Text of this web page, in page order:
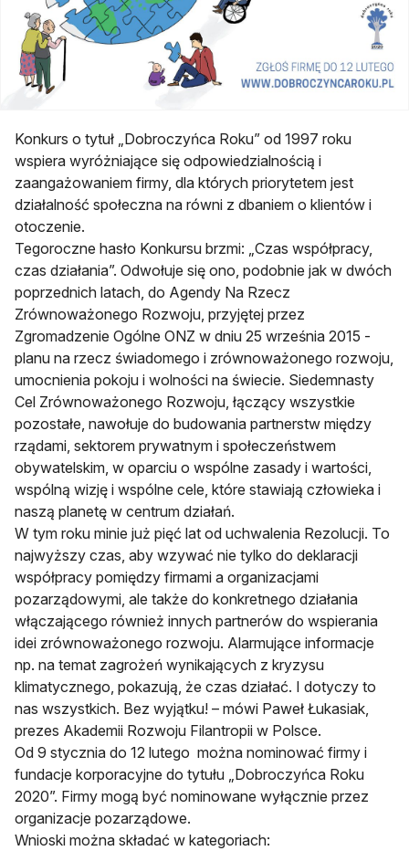
Konkurs o tytuł „Dobroczyńca Roku” od 1997 roku
wspiera wyróżniające się odpowiedzialnością i
zaangażowaniem firmy, dla których priorytetem jest
działalność społeczna na równi z dbaniem o klientów i
otoczenie.
Tegoroczne hasło Konkursu brzmi: „Czas współpracy,
czas działania”. Odwołuje się ono, podobnie jak w dwóch
poprzednich latach, do Agendy Na Rzecz
Zrównoważonego Rozwoju, przyjętej przez
Zgromadzenie Ogólne ONZ w dniu 25 września 2015 -
planu na rzecz świadomego i zrównoważonego rozwoju,
umocnienia pokoju i wolności na świecie. Siedemnasty
Cel Zrównoważonego Rozwoju, łączący wszystkie
pozostałe, nawołuje do budowania partnerstw między
rządami, sektorem prywatnym i społeczeństwem
obywatelskim, w oparciu o wspólne zasady i wartości,
wspólną wizję i wspólne cele, które stawiają człowieka i
naszą planetę w centrum działań.
W tym roku minie już pięć lat od uchwalenia Rezolucji. To
najwyższy czas, aby wzywać nie tylko do deklaracji
współpracy pomiędzy firmami a organizacjami
pozarządowymi, ale także do konkretnego działania
włączającego również innych partnerów do wspierania
idei zrównoważonego rozwoju. Alarmujące informacje
np. na temat zagrożeń wynikających z kryzysu
klimatycznego, pokazują, że czas działać. I dotyczy to
nas wszystkich. Bez wyjątku! – mówi Paweł Łukasiak,
prezes Akademii Rozwoju Filantropii w Polsce.
Od 9 stycznia do 12 lutego można nominować firmy i
fundacje korporacyjne do tytułu „Dobroczyńca Roku
2020”. Firmy mogą być nominowane wyłącznie przez
organizacje pozarządowe.
Wnioski można składać w kategoriach: